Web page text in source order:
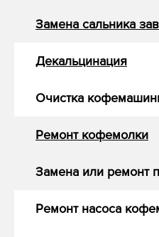
Замена сальника
Декальцинация
Очистка
Ремонт кофемолки
Замена или ремонт
Ремонт насоса